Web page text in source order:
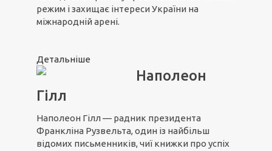
режим і захищає інтереси України на
міжнародній арені.
Детальніше
Наполеон
Гілл
Наполеон Гілл — радник президента
Франкліна Рузвельта, один із найбільш
відомих письменників, чиї книжки про успіх